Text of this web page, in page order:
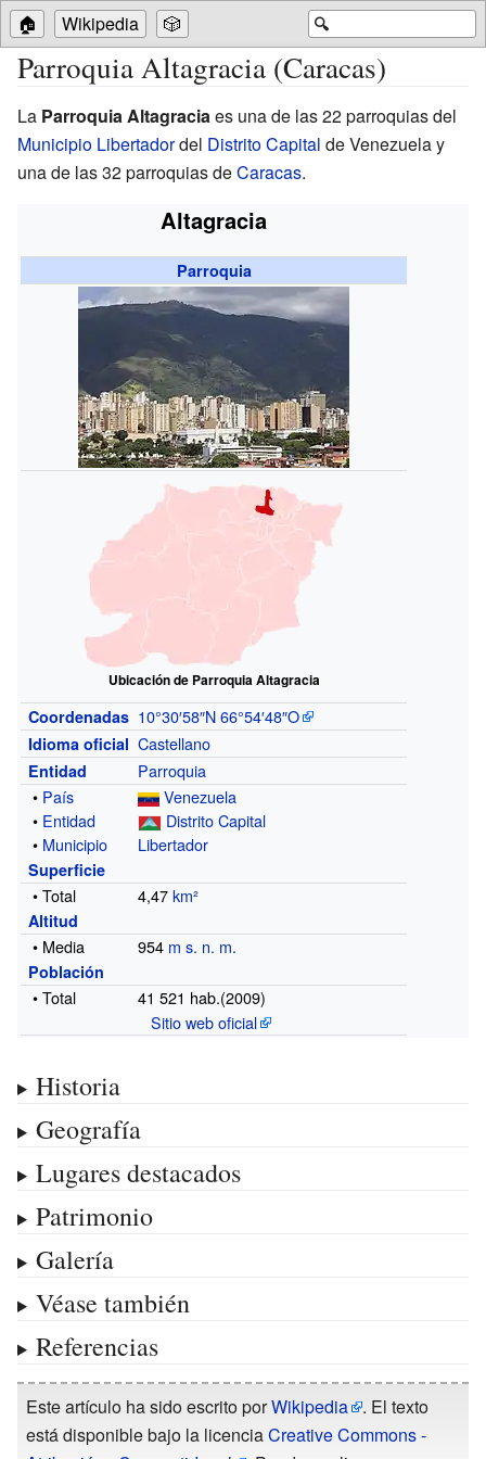
🔍
🏠 Wikipedia 🎲
Parroquia Altagracia (Caracas)
La Parroquia Altagracia es una de las 22 parroquias del
Municipio Libertadordel Distrito Capital de Venezuela y
una de las 32 parroquias deCaracas.
Altagracia
Parroquia
Ubicación de Parroquia Altagracia
Coordenadas 10°30′58″N66°54′48″O
Idioma oficial Castellano
Entidad
Parroquia
• País
Venezuela
• Entidad
Distrito Capital
• Municipio Libertador
Superficie
• Total 4,47km²
Altitud
• Media 954 m s. n. m.
Población
• Total 41 521 hab.(2009)
Sitio web oficial
Historia
Geografía
Lugares destacados
Patrimonio
Galería
Véase también
Referencias
Este artículo ha sido escrito porWikipedia
. El texto
está disponible bajo la licenciaCreative Commons -